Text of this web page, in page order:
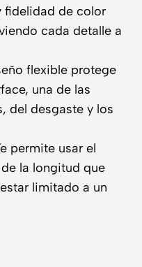
fidelidad de color
cada detalle a
flexible protege
una de las
del desgaste y los
permite usar el
la longitud que
limitado a un